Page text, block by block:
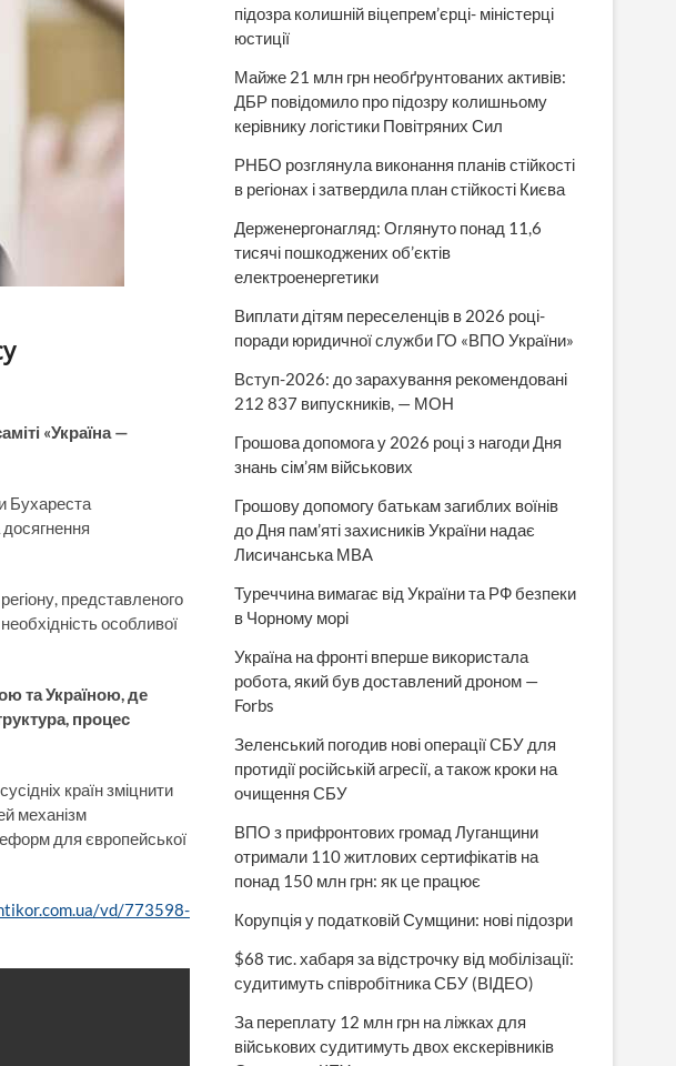
«Україна —
Бухареста
представленого
особливої
та Україною, де
процес
країн зміцнити
механізм
для європейської
vd/773598-
підозра колишній віцепрем’єрці- міністерці
юстиції
Майже 21 млн грн необґрунтованих активів:
ДБР повідомило про підозру колишньому
керівнику логістики Повітряних Сил
РНБО розглянула виконання планів стійкості
в регіонах і затвердила план стійкості Києва
Держенергонагляд: Оглянуто понад 11,6
тисячі пошкоджених об’єктів
електроенергетики
Виплати дітям переселенців в 2026 році-
поради юридичної служби ГО «ВПО України»
Вступ-2026: до зарахування рекомендовані
212 837 випускників, — МОН
Грошова допомога у 2026 році з нагоди Дня
знань сім’ям військових
Грошову допомогу батькам загиблих воїнів
до Дня пам’яті захисників України надає
Лисичанська МВА
Туреччина вимагає від України та РФ безпеки
в Чорному морі
Україна на фронті вперше використала
робота, який був доставлений дроном —
Forbs
Зеленський погодив нові операції СБУ для
протидії російській агресії, а також кроки на
очищення СБУ
ВПО з прифронтових громад Луганщини
отримали 110 житлових сертифікатів на
понад 150 млн грн: як це працює
Корупція у податковій Сумщини: нові підозри
$68 тис. хабаря за відстрочку від мобілізації:
судитимуть співробітника СБУ (ВІДЕО)
За переплату 12 млн грн на ліжках для
військових судитимуть двох екскерівників